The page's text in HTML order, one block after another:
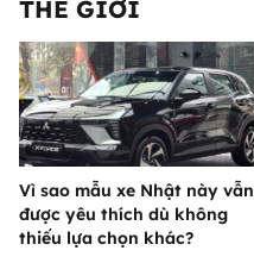
THẾ GIỚI
Vì sao mẫu xe Nhật này vẫn
được yêu thích dù không
thiếu lựa chọn khác?